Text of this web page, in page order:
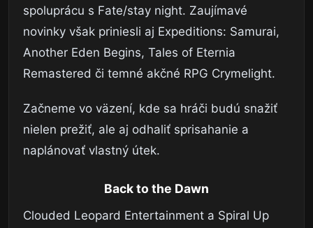
spoluprácu s Fate/stay night. Zaujímavé
novinky však priniesli aj Expeditions: Samurai,
Another Eden Begins, Tales of Eternia
Remastered či temné akčné RPG Crymelight.
Začneme vo väzení, kde sa hráči budú snažiť
nielen prežiť, ale aj odhaliť sprisahanie a
naplánovať vlastný útek.
Back to the Dawn
Clouded Leopard Entertainment a Spiral Up